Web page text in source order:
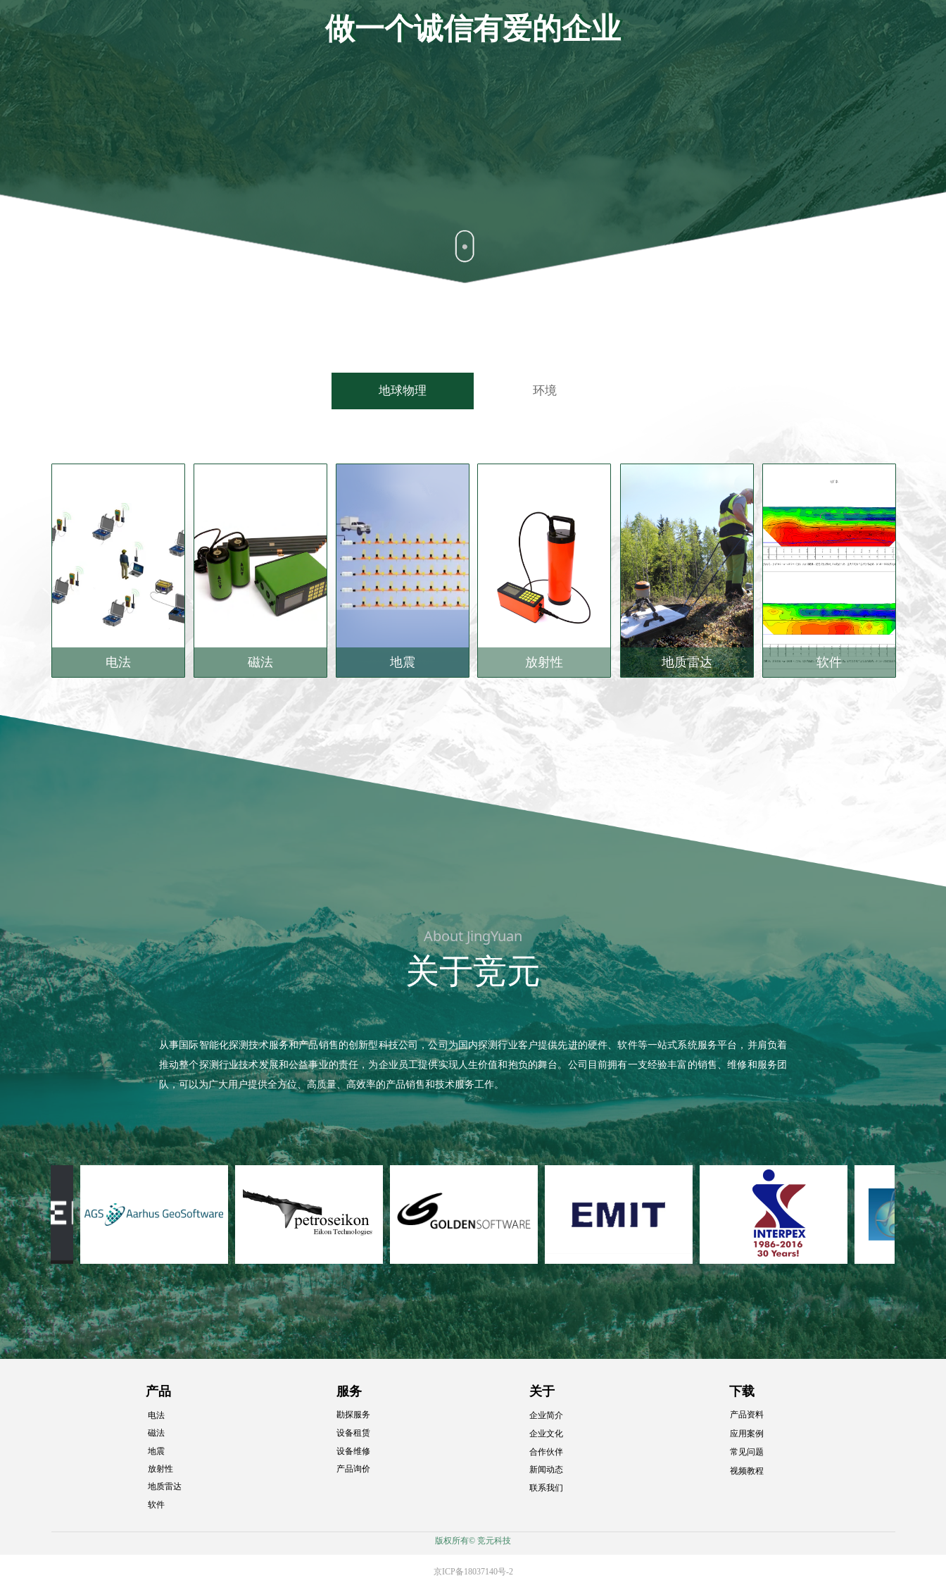
地球物理 环境
电法 磁法 地震 放射性 地质雷达 软件
做一个诚信有爱的企业
做一个诚信有爱的企业
About JingYuan
关于竞元
从事国际智能化探测技术服务和产品销售的创新型科技公司，公司为国内探测行业客户提供先进的硬件、软件等一站式系统服务平台，并肩负着
推动整个探测行业技术发展和公益事业的责任，为企业员工提供实现人生价值和抱负的舞台。公司目前拥有一支经验丰富的销售、维修和服务团
队，可以为广大用户提供全方位、高质量、高效率的产品销售和技术服务工作。
服务
产品 关于
产品资料
应用案例
常见问题
视频教程
电法
磁法
地震
放射性
地质雷达
软件
勘探服务
设备租赁
设备维修
产品询价
下载
企业简介
企业文化
合作伙伴
新闻动态
联系我们
版权所有© 竞元科技
京ICP备18037140号-2